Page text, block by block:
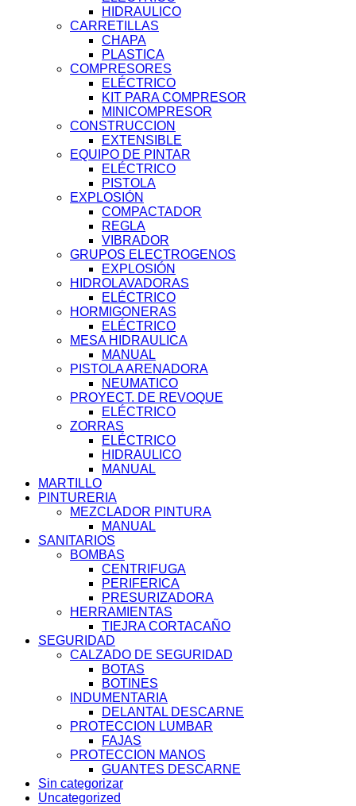
HIDRAULICO
CARRETILLAS
CHAPA
PLASTICA
COMPRESORES
ELÉCTRICO
KIT PARA COMPRESOR
MINICOMPRESOR
CONSTRUCCION
EXTENSIBLE
EQUIPO DE PINTAR
ELÉCTRICO
PISTOLA
EXPLOSIÓN
COMPACTADOR
REGLA
VIBRADOR
GRUPOS ELECTROGENOS
EXPLOSIÓN
HIDROLAVADORAS
ELÉCTRICO
HORMIGONERAS
ELÉCTRICO
MESA HIDRAULICA
MANUAL
PISTOLA ARENADORA
NEUMATICO
PROYECT. DE REVOQUE
ELÉCTRICO
ZORRAS
ELÉCTRICO
HIDRAULICO
MANUAL
MARTILLO
PINTURERIA
MEZCLADOR PINTURA
MANUAL
SANITARIOS
BOMBAS
CENTRIFUGA
PERIFERICA
PRESURIZADORA
HERRAMIENTAS
TIEJRA CORTACAÑO
SEGURIDAD
CALZADO DE SEGURIDAD
BOTAS
BOTINES
INDUMENTARIA
DELANTAL DESCARNE
PROTECCION LUMBAR
FAJAS
PROTECCION MANOS
GUANTES DESCARNE
Sin categorizar
Uncategorized